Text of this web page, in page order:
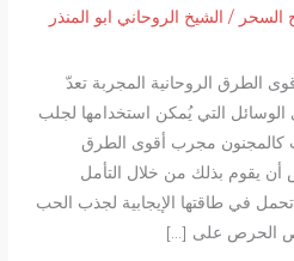
السحر / الشيخ الروحاني ابو المنذر
الطرق الروحانية المجربة تعدّ
الوسائل التي يُمكن استخدامها لجلب
كالمجنون مجرب أقوى الطرق
أن يقوم بذلك من خلال التأمل
في طاقتها الإيجابية لجذب الحب
الحرص على […]